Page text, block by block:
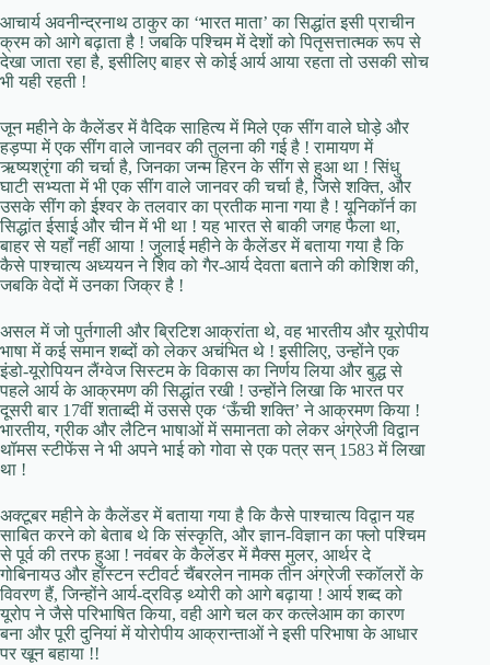
आचार्य अवनीन्द्रनाथ ठाकुर का ‘भारत माता’ का सिद्धांत इसी प्राचीन
क्रम को आगे बढ़ाता है ! जबकि पश्चिम में देशों को पितृसत्तात्मक रूप से
देखा जाता रहा है, इसीलिए बाहर से कोई आर्य आया रहता तो उसकी सोच
भी यही रहती !
जून महीने के कैलेंडर में वैदिक साहित्य में मिले एक सींग वाले घोड़े और
हड़प्पा में एक सींग वाले जानवर की तुलना की गई है ! रामायण में
ऋष्यश्रृंगा की चर्चा है, जिनका जन्म हिरन के सींग से हुआ था ! सिंधु
घाटी सभ्यता में भी एक सींग वाले जानवर की चर्चा है, जिसे शक्ति, और
उसके सींग को ईश्वर के तलवार का प्रतीक माना गया है ! यूनिकॉर्न का
सिद्धांत ईसाई और चीन में भी था ! यह भारत से बाकी जगह फैला था,
बाहर से यहाँ नहीं आया ! जुलाई महीने के कैलेंडर में बताया गया है कि
कैसे पाश्चात्य अध्ययन ने शिव को गैर-आर्य देवता बताने की कोशिश की,
जबकि वेदों में उनका जिक्र है !
असल में जो पुर्तगाली और ब्रिटिश आक्रांता थे, वह भारतीय और यूरोपीय
भाषा में कई समान शब्दों को लेकर अचंभित थे ! इसीलिए, उन्होंने एक
इंडो-यूरोपियन लैंग्वेज सिस्टम के विकास का निर्णय लिया और बुद्ध से
पहले आर्य के आक्रमण की सिद्धांत रखी ! उन्होंने लिखा कि भारत पर
दूसरी बार 17वीं शताब्दी में उससे एक ‘ऊँची शक्ति’ ने आक्रमण किया !
भारतीय, ग्रीक और लैटिन भाषाओं में समानता को लेकर अंग्रेजी विद्वान
थॉमस स्टीफेंस ने भी अपने भाई को गोवा से एक पत्र सन् 1583 में लिखा
था !
अक्टूबर महीने के कैलेंडर में बताया गया है कि कैसे पाश्चात्य विद्वान यह
साबित करने को बेताब थे कि संस्कृति, और ज्ञान-विज्ञान का फ्लो पश्चिम
से पूर्व की तरफ हुआ ! नवंबर के कैलेंडर में मैक्स मुलर, आर्थर दे
गोबिनायउ और हॉस्टन स्टीवर्ट चैंबरलेन नामक तीन अंग्रेजी स्कॉलरों के
विवरण हैं, जिन्होंने आर्य-द्रविड़ थ्योरी को आगे बढ़ाया ! आर्य शब्द को
यूरोप ने जैसे परिभाषित किया, वही आगे चल कर कत्लेआम का कारण
बना और पूरी दुनियां में योरोपीय आक्रान्ताओं ने इसी परिभाषा के आधार
पर खून बहाया !!